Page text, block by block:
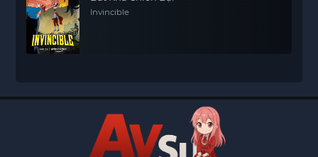
Invincible